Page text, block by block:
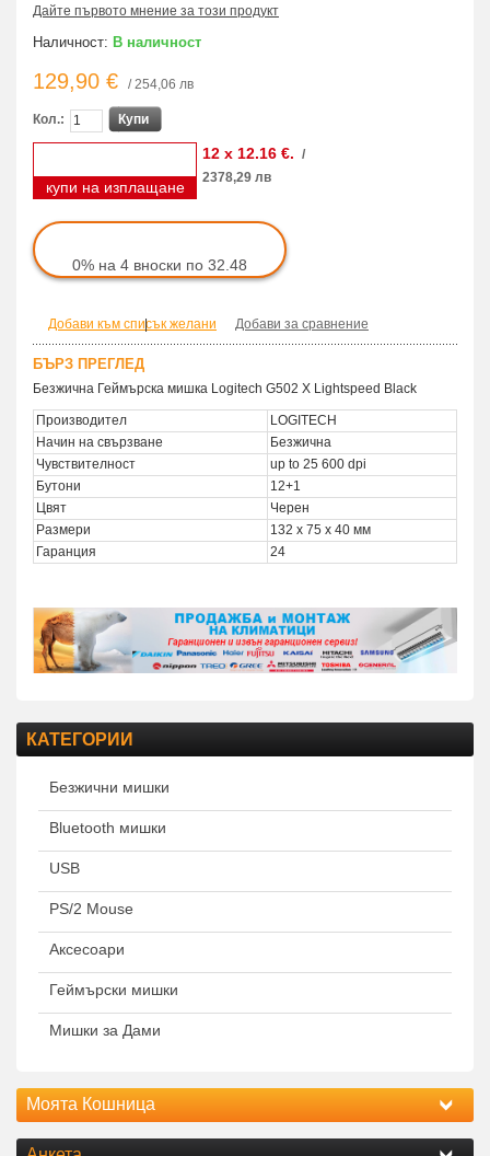
Дайте първото мнение за този продукт
Наличност: В наличност
129,90 € / 254,06 лв
Кол.: Купи
купи на изплащане
12 x 12.16 €. /
2378,29 лв
0% на 4 вноски по 32.48
Добави към списък желани
| Добави за сравнение
БЪРЗ ПРЕГЛЕД
Безжична Геймърска мишка Logitech G502 X Lightspeed Black
Производител
LOGITECH
Начин на свързване
Безжична
Чувствителност
up to 25 600 dpi
Бутони
12+1
Цвят
Черен
Размери
132 x 75 x 40 мм
Гаранция
24
КАТЕГОРИИ
Безжични мишки
Bluetooth мишки
USB
PS/2 Mouse
Аксесоари
Геймърски мишки
Мишки за Дами
Моята Кошница